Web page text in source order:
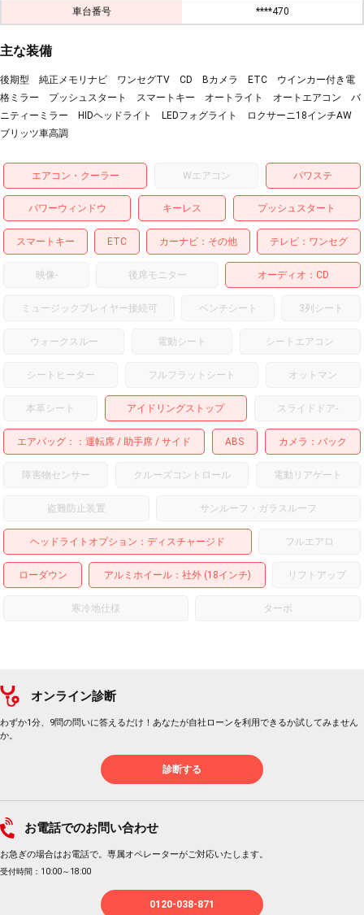
車台番号 ****470
主な装備
後期型 純正メモリナビ ワンセグTV CD Bカメラ ETC ウインカー付き電
格ミラー プッシュスタート スマートキー オートライト オートエアコン バ
ニティーミラー HIDヘッドライト LEDフォグライト ロクサーニ18インチAW
ブリッツ車高調
エアコン・クーラー Wエアコン パワステ
パワーウィンドウ キーレス プッシュスタート
スマートキー ETC カーナビ その他 テレビ ワンセグ
映像- 後席モニター オーディオ CD
ミュージックプレイヤー接続可 ベンチシート 3列シート
ウォークスルー 電動シート シートエアコン
シートヒーター フルフラットシート オットマン
本革シート アイドリングストップ スライドドア-
エアバッグ： 運転席 助手席 サイド ABS カメラ バック
障害物センサー クルーズコントロール 電動リアゲート
盗難防止装置 サンルーフ・ガラスルーフ
ヘッドライトオプション ディスチャージド フルエアロ
ローダウン アルミホイール：社外 (18インチ) リフトアップ
寒冷地仕様 ターボ
オンライン診断
わずか1分、9問の問いに答えるだけ！あなたが自社ローンを利用できるか試してみません
か。
診断する
お電話でのお問い合わせ
お急ぎの場合はお電話で。専属オペレーターがご対応いたします。
受付時間：10:00～18:00
0120-038-871